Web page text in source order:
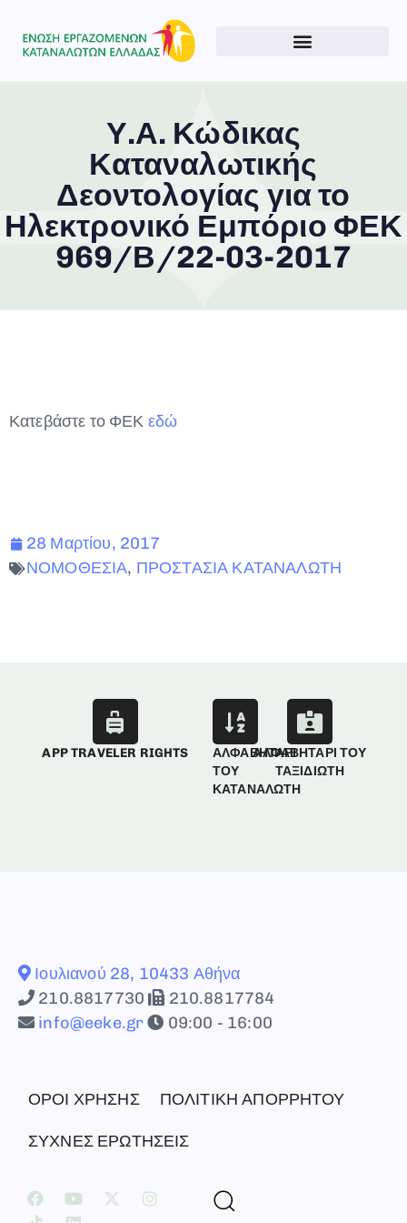
Υ.Α. Κώδικας
Καταναλωτικής
Δεοντολογίας για το
Ηλεκτρονικό Εμπόριο ΦΕΚ
969/Β/22-03-2017
Κατεβάστε το ΦΕΚ εδώ
28 Μαρτίου, 2017
ΝΟΜΟΘΕΣΙΑ, ΠΡΟΣΤΑΣΙΑ ΚΑΤΑΝΑΛΩΤΗ
APP TRAVELER RIGHTS
ΑΛΦΑΒΗΤΑΡΙ
ΤΟΥ
ΚΑΤΑΝΑΛΩΤΗ
ΑΛΦΑΒΗΤΑΡΙ ΤΟΥ
ΤΑΞΙΔΙΩΤΗ
Ιουλιανού 28, 10433 Αθήνα
210.8817730
210.8817784
info@eeke.gr
09:00 - 16:00
ΟΡΟΙ ΧΡΗΣΗΣ ΠΟΛΙΤΙΚΗ ΑΠΟΡΡΗΤΟΥ
ΣΥΧΝΕΣ ΕΡΩΤΗΣΕΙΣ
Type and hit enter